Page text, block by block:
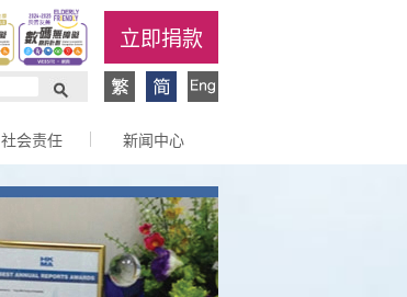
立即捐款
社会责任 新闻中心